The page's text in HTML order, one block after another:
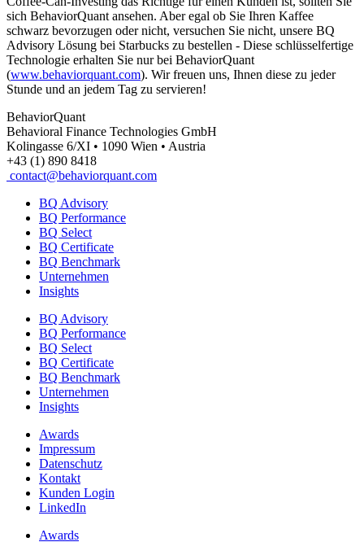
sich BehaviorQuant ansehen. Aber egal ob Sie Ihren Kaffee
schwarz bevorzugen oder nicht, versuchen Sie nicht, unsere BQ
Advisory Lösung bei Starbucks zu bestellen - Diese schlüsselfertige
Technologie erhalten Sie nur bei BehaviorQuant
(www.behaviorquant.com). Wir freuen uns, Ihnen diese zu jeder
Stunde und an jedem Tag zu servieren!
BehaviorQuant
Behavioral Finance Technologies GmbH
Kolingasse 6/XI • 1090 Wien • Austria
+43 (1) 890 8418
contact@behaviorquant.com
BQ Advisory
BQ Performance
BQ Select
BQ Certificate
BQ Benchmark
Unternehmen
Insights
BQ Advisory
BQ Performance
BQ Select
BQ Certificate
BQ Benchmark
Unternehmen
Insights
Awards
Impressum
Datenschutz
Kontakt
Kunden Login
LinkedIn
Awards